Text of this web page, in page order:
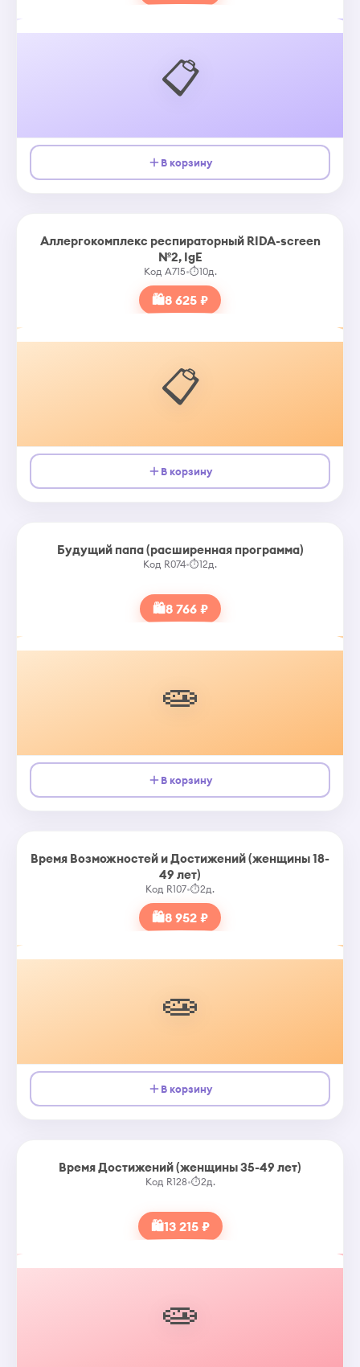
📋
В корзину
Аллергокомплекс респираторный RIDA-screen
№2, IgE
Код A715•⏱10д.
🛍8 625 ₽
📋
В корзину
Будущий папа (расширенная программа)
Код R074•⏱12д.
🛍8 766 ₽
🧫
В корзину
Время Возможностей и Достижений (женщины 18-
49 лет)
Код R107•⏱2д.
🛍8 952 ₽
🧫
В корзину
Время Достижений (женщины 35-49 лет)
Код R128•⏱2д.
🛍13 215 ₽
🧫